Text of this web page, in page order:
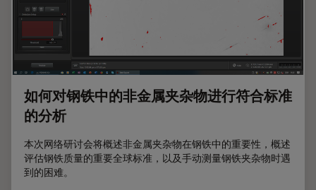
如何对钢铁中的非金属夹杂物进行符合标准
的分析
本次网络研讨会将概述非金属夹杂物在钢铁中的重要性，概述
评估钢铁质量的重要全球标准，以及手动测量钢铁夹杂物时遇
到的困难。